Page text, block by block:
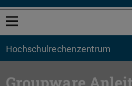
Menü öffnen
Hochschul­rechenzentrum